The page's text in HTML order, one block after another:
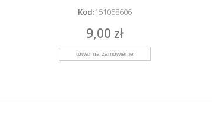
Kod:151058606
9,00 zł